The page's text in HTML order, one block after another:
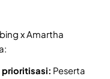
x Amartha
prioritisasi: Peserta